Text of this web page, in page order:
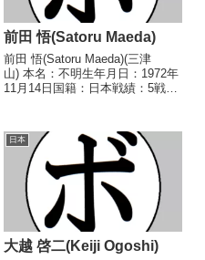
前田 悟(Satoru Maeda)
前田 悟(Satoru Maeda)(三津
山) 本名：不明生年月日：1972年
11月14日国籍：日本戦績：5戦1
判定 (採点不明) 鈴木 宏道(天熊
丸木)199...
日本
大越 啓二(Keiji Ogoshi)